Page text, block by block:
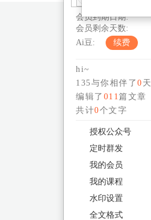
会员到期日期:
会员剩余天数:
Ai豆:
续费
hi~
135与你相伴了 0 天
编辑了 011篇文章
共计0个文字
授权公众号
定时群发
我的会员
我的课程
水印设置
全文格式